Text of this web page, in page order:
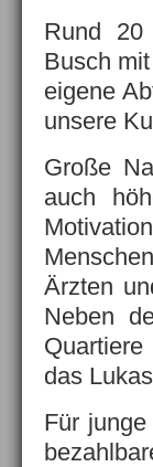
Rund 20
Busch
eigene
unsere
Große
auch
Ärzten
Neben
das
Für